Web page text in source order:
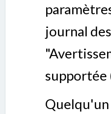
journal
supportée
Quelqu'un